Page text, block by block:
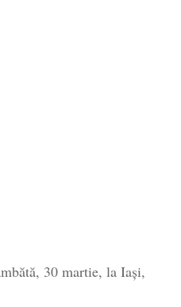
30 martie, la Iași,